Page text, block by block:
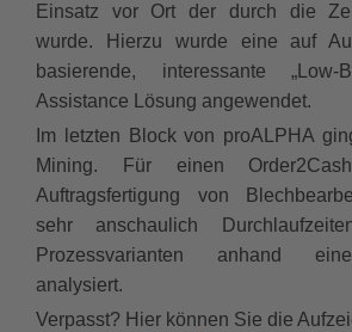
Einsatz vor Ort der durch die
wurde. Hierzu wurde eine auf
basierende, interessante „Low-
Assistance Lösung angewendet.
Im letzten Block von proALPHA
Mining. Für einen
Auftragsfertigung von
sehr anschaulich
Prozessvarianten anhand
analysiert.
Verpasst? Hier können Sie die